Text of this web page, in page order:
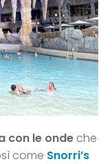
con le onde che
come Snorri’s